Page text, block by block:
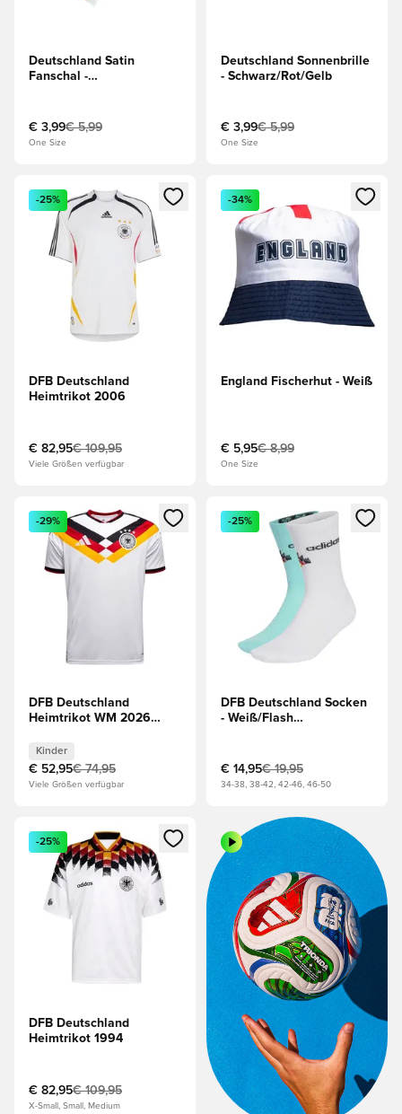
Deutschland Satin
Fanschal -
€ 3,99€ 5,99
One Size
Deutschland Sonnenbrille
- Schwarz/Rot/Gelb
€ 3,99€ 5,99
One Size
Öffnet ein Fenster zum Anmelden oder Registrieren als
-25%
DFB Deutschland
Heimtrikot 2006
€ 82,95€ 109,95
Viele Größen verfügbar
Öffnet ein Fenster zum
-34%
England Fischerhut - Weiß
€ 5,95€ 8,99
One Size
Öffnet ein Fenster zum Anmelden oder Registrieren als
-29%
DFB Deutschland
Heimtrikot WM 2026
Kinder
€ 52,95€ 74,95
Viele Größen verfügbar
Öffnet ein Fenster zum
-25%
DFB Deutschland Socken
- Weiß/Flash
€ 14,95€ 19,95
34-38, 38-42, 42-46, 46-50
Öffnet ein Fenster zum Anmelden oder Registrieren als
-25%
DFB Deutschland
Heimtrikot 1994
€ 82,95€ 109,95
X-Small, Small, Medium